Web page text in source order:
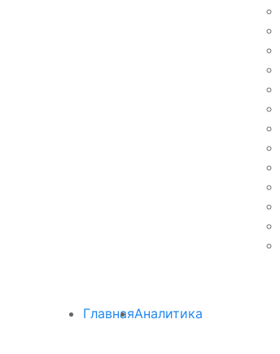
ГлавнаяАналитика